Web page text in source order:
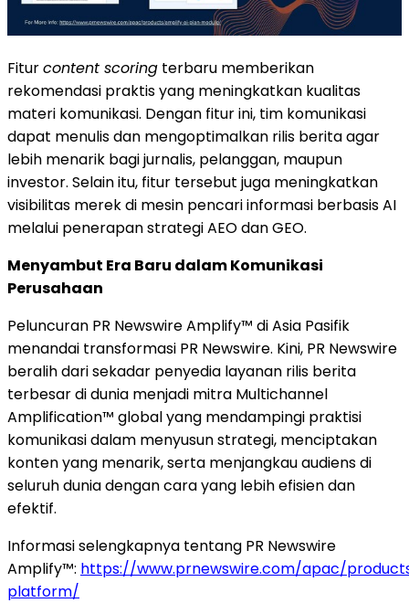
Fiturcontent scoring terbaru memberikan
rekomendasi praktis yang meningkatkan kualitas
materi komunikasi. Dengan fitur ini, tim komunikasi
dapat menulis dan mengoptimalkan rilis berita agar
lebih menarik bagi jurnalis, pelanggan, maupun
investor. Selain itu, fitur tersebut juga meningkatkan
visibilitas merek di mesin pencari informasi berbasis AI
melalui penerapan strategi AEO dan GEO.
Menyambut Era Baru dalam Komunikasi
Perusahaan
Peluncuran PR Newswire Amplify™ di Asia Pasifik
menandai transformasi PR Newswire. Kini, PR Newswire
beralih dari sekadar penyedia layanan rilis berita
terbesar di dunia menjadi mitra Multichannel
Amplification™ global yang mendampingi praktisi
komunikasi dalam menyusun strategi, menciptakan
konten yang menarik, serta menjangkau audiens di
seluruh dunia dengan cara yang lebih efisien dan
efektif.
Informasi selengkapnya tentang PR Newswire
Amplify™: https://www.prnewswire.com/apac/
platform/